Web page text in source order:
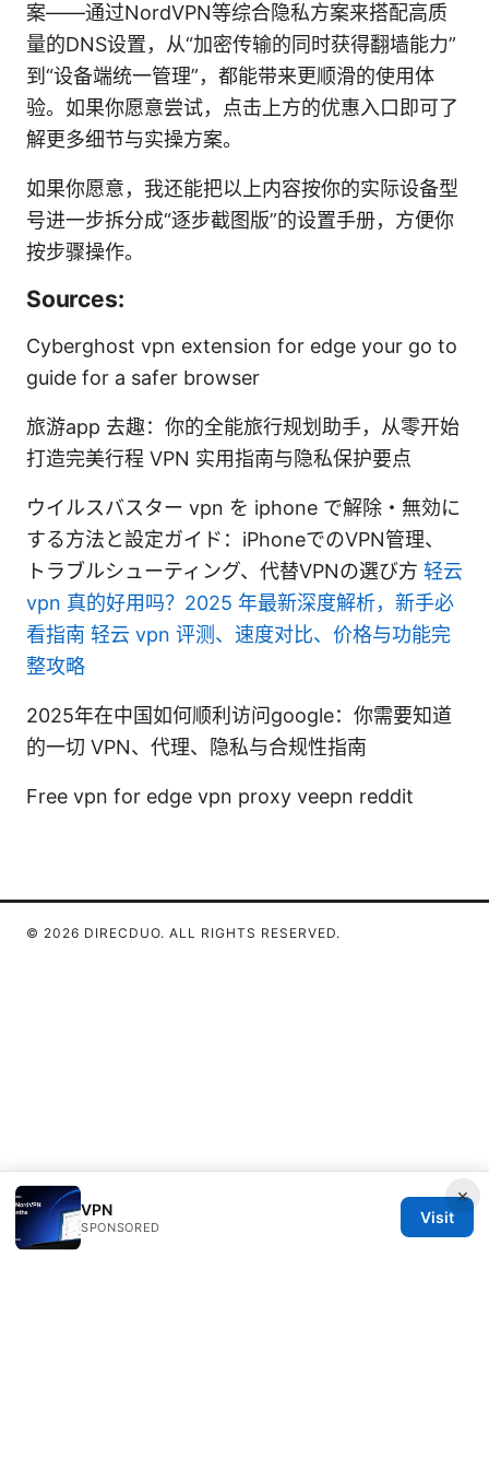
案——通过NordVPN等综合隐私方案来搭配高质
量的DNS设置，从“加密传输的同时获得翻墙能力”
到“设备端统一管理”，都能带来更顺滑的使用体
验。如果你愿意尝试，点击上方的优惠入口即可了
解更多细节与实操方案。
如果你愿意，我还能把以上内容按你的实际设备型
号进一步拆分成“逐步截图版”的设置手册，方便你
按步骤操作。
Sources:
Cyberghost vpn extension for edge your go to
guide for a safer browser
旅游app 去趣：你的全能旅行规划助手，从零开始
打造完美行程 VPN 实用指南与隐私保护要点
ウイルスバスター vpn を iphone で解除・無効に
する方法と設定ガイド：iPhoneでのVPN管理、
トラブルシューティング、代替VPNの選び方 轻云
vpn 真的好用吗？2025 年最新深度解析，新手必
看指南 轻云 vpn 评测、速度对比、价格与功能完
整攻略
2025年在中国如何顺利访问google：你需要知道
的一切 VPN、代理、隐私与合规性指南
Free vpn for edge vpn proxy veepn reddit
×
VPN
SPONSORED
Visit
© 2026 DIRECDUO. ALL RIGHTS RESERVED.